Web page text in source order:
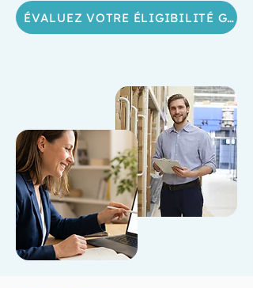
ÉVALUEZ VOTRE ÉLIGIBILITÉ GRATUITEMENT